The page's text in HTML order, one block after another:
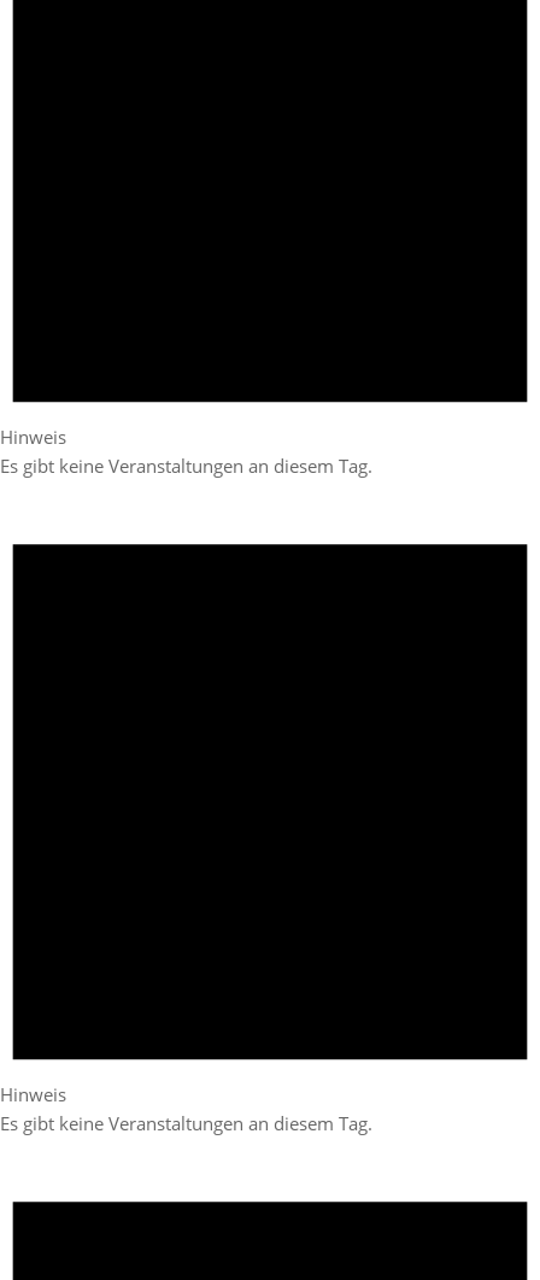
Hinweis
Es gibt keine Veranstaltungen an diesem Tag.
Hinweis
Es gibt keine Veranstaltungen an diesem Tag.